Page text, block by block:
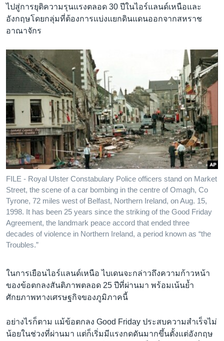
ไปสู่การยุติความรุนแรงตลอด 30 ปีในไอร์แลนด์เหนือและ
อังกฤษโดยกลุ่มที่ต้องการแบ่งแยกดินแดนออกจากสหราช
อาณาจักร
FILE - Royal Ulster Constabulary Police officers stand on Market
Street, the scene of a car bombing in the centre of Omagh, Co
Tyrone, 72 miles west of Belfast, Northern Ireland, on Aug. 15,
1998. It has been 25 years since the striking of the Good Friday
Agreement, the landmark peace accord that ended three
decades of violence in Northern Ireland, a period known as “the
Troubles.”
ในการเยือนไอร์แลนด์เหนือ ไบเดนจะกล่าวถึงความก้าวหน้า
ของข้อตกลงสันติภาพตลอด 25 ปีที่ผ่านมา พร้อมเน้นย้ำ
ศักยภาพทางเศรษฐกิจของภูมิภาคนี้
อย่างไรก็ตาม แม้ข้อตกลง Good Friday ประสบความสำเร็จไม่
น้อยในช่วงที่ผ่านมา แต่ก็เริ่มมีแรงกดดันมากขึ้นตั้งแต่อังกฤษ